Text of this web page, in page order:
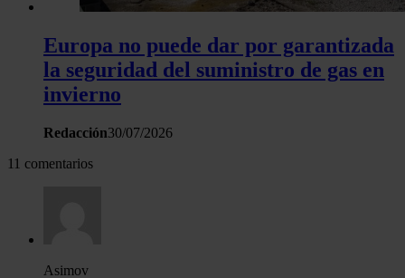
Europa no puede dar por garantizada
la seguridad del suministro de gas en
invierno
Redacción30/07/2026
11 comentarios
Asimov